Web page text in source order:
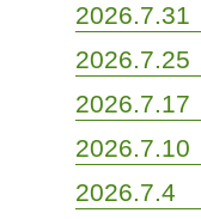
2026.7.31
2026.7.25
2026.7.17
2026.7.10
2026.7.4